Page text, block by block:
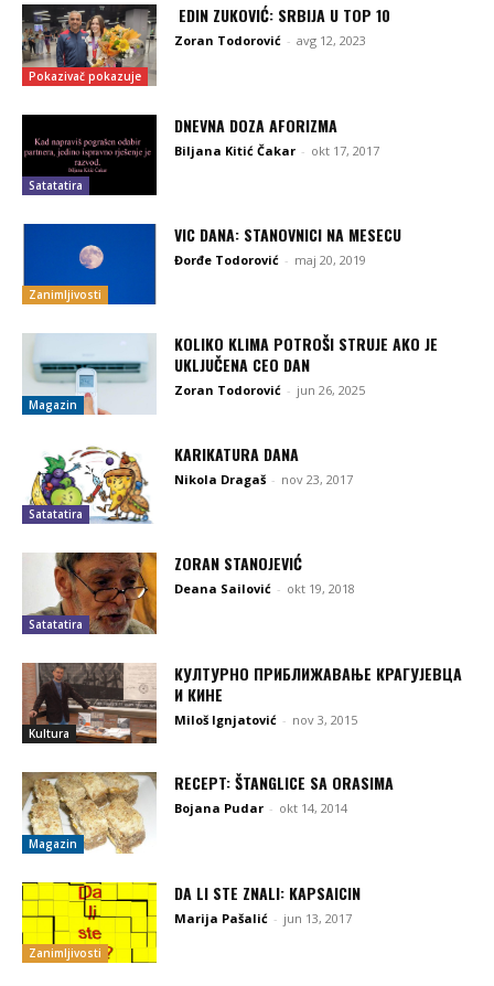
Pokazivač pokazuje
EDIN ZUKOVIĆ: SRBIJA U TOP 10
Zoran Todorović - avg 12, 2023
Satatatira
DNEVNA DOZA AFORIZMA
Biljana Kitić Čakar - okt 17, 2017
Zanimljivosti
VIC DANA: STANOVNICI NA MESECU
Đorđe Todorović - maj 20, 2019
Magazin
KOLIKO KLIMA POTROŠI STRUJE AKO JE
UKLJUČENA CEO DAN
Zoran Todorović - jun 26, 2025
Satatatira
KARIKATURA DANA
Nikola Dragaš - nov 23, 2017
Satatatira
ZORAN STANOJEVIĆ
Deana Sailović - okt 19, 2018
Kultura
КУЛТУРНО ПРИБЛИЖАВАЊЕ КРАГУЈЕВЦА
И КИНЕ
Miloš Ignjatović - nov 3, 2015
Magazin
RECEPT: ŠTANGLICE SA ORASIMA
Bojana Pudar - okt 14, 2014
Zanimljivosti
DA LI STE ZNALI: KAPSAICIN
Marija Pašalić - jun 13, 2017